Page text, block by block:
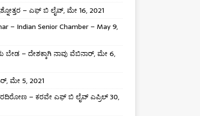
– ಎಫ್ ಬಿ ಲೈವ್, ಮೇ 16, 2021
– Indian Senior Chamber – May 9,
– ದೇಶಕ್ಕಾಗಿ ನಾವು ವೆಬಿನಾರ್, ಮೇ 6,
ಮೇ 5, 2021
– ಕರವೇ ಎಫ್ ಬಿ ಲೈವ್ ಎಪ್ರಿಲ್ 30,